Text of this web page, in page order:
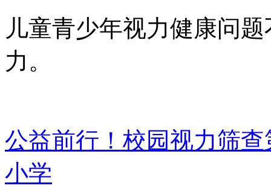
儿童青少年视力健康问
力。
公益前行！校园视力筛
小学